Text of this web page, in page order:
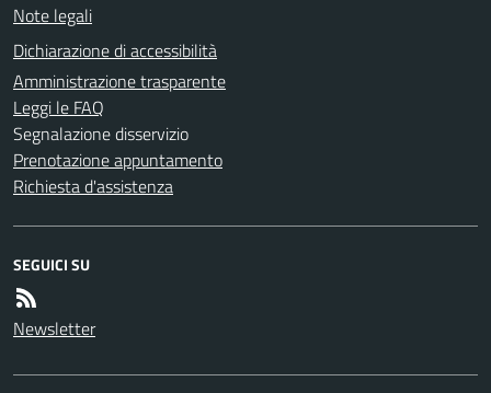
Note legali
Dichiarazione di accessibilità
Amministrazione trasparente
Leggi le FAQ
Segnalazione disservizio
Prenotazione appuntamento
Richiesta d'assistenza
SEGUICI SU
Newsletter